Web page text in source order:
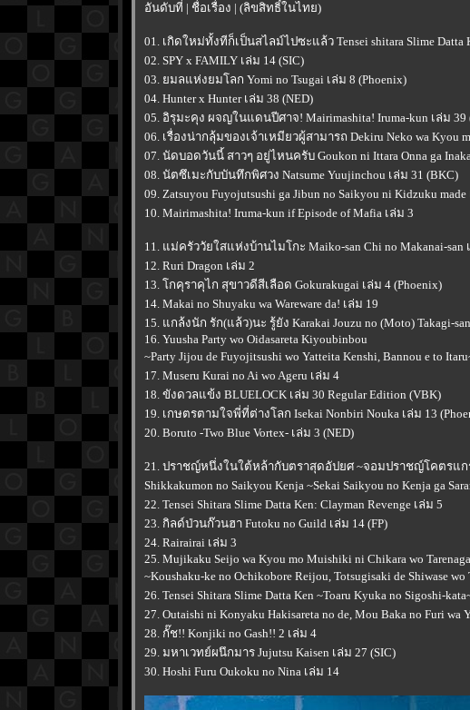
อันดับที่ | ชื่อเรื่อง | (ลิขสิทธิ์ในไทย)
01. เกิดใหม่ทั้งทีก็เป็นสไลม์ไปซะแล้ว Tensei shitara Slime Datta
02. SPY x FAMILY เล่ม 14 (SIC)
03. ยมลแห่งยมโลก Yomi no Tsugai เล่ม 8 (Phoenix)
04. Hunter x Hunter เล่ม 38 (NED)
05. อิรุมะคุง ผจญในแดนปีศาจ! Mairimashita! Iruma-kun เล่ม 39
06. เรื่องน่ากลุ้มของเจ้าเหมียวผู้สามารถ Dekiru Neko wa Kyou
07. นัดบอดวันนี้ สาวๆ อยู่ไหนครับ Goukon ni Ittara Onna ga
08. นัตซึเมะกับบันทึกพิศวง Natsume Yuujinchou เล่ม 31 (BKC)
09. Zatsuyou Fuyojutsushi ga Jibun no Saikyou ni Kidzuku made
10. Mairimashita! Iruma-kun if Episode of Mafia เล่ม 3
11. แม่ครัววัยใสแห่งบ้านไมโกะ Maiko-san Chi no Makanai-san
12. Ruri Dragon เล่ม 2
13. โกคุราคุไก สุขาวดีสีเลือด Gokurakugai เล่ม 4 (Phoenix)
14. Makai no Shuyaku wa Wareware da! เล่ม 19
15. แกล้งนัก รัก(แล้ว)นะ รู้ยัง Karakai Jouzu no (Moto) Takagi-
16. Yuusha Party wo Oidasareta Kiyoubinbou
~Party Jijou de Fuyojitsushi wo Yatteita Kenshi, Bannou e to
17. Museru Kurai no Ai wo Ageru เล่ม 4
18. ขังดวลแข้ง BLUELOCK เล่ม 30 Regular Edition (VBK)
19. เกษตรตามใจพี่ที่ต่างโลก Isekai Nonbiri Nouka เล่ม 13
20. Boruto -Two Blue Vortex- เล่ม 3 (NED)
21. ปราชญ์หนึ่งในใต้หล้ากับตราสุดอัปยศ ~จอมปราชญ์โคตรแ
Shikkakumon no Saikyou Kenja ~Sekai Saikyou no Kenja ga
22. Tensei Shitara Slime Datta Ken: Clayman Revenge เล่ม 5
23. กิลด์ป่วนก๊วนฮา Futoku no Guild เล่ม 14 (FP)
24. Rairairai เล่ม 3
25. Mujikaku Seijo wa Kyou mo Muishiki ni Chikara wo
~Koushaku-ke no Ochikobore Reijou, Totsugisaki de Shiwase wo
26. Tensei Shitara Slime Datta Ken ~Toaru Kyuka no Sigoshi-
27. Outaishi ni Konyaku Hakisareta no de, Mou Baka no Furi wa
28. กั๊ช!! Konjiki no Gash!! 2 เล่ม 4
29. มหาเวทย์ผนึกมาร Jujutsu Kaisen เล่ม 27 (SIC)
30. Hoshi Furu Oukoku no Nina เล่ม 14